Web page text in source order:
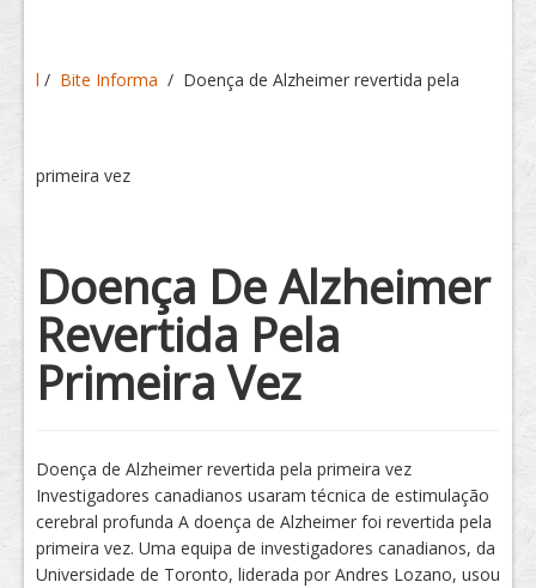
Vídeos
l / Bite Informa / Doença de Alzheimer revertida pela
primeira vez
Doença De Alzheimer
Revertida Pela
Primeira Vez
Doença de Alzheimer revertida pela primeira vez
Investigadores canadianos usaram técnica de estimulação
cerebral profunda A doença de Alzheimer foi revertida pela
primeira vez. Uma equipa de investigadores canadianos, da
Universidade de Toronto, liderada por Andres Lozano, usou